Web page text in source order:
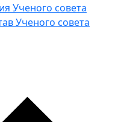
Ученого совета
Ученого совета